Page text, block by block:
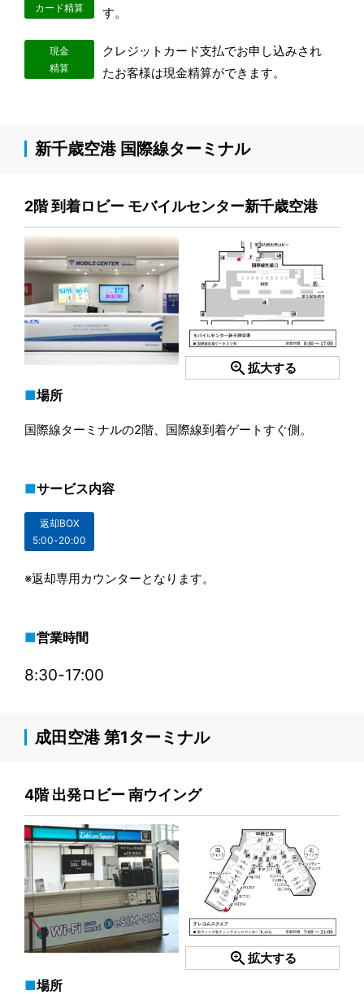
カード精算
す。
現金
精算
クレジットカード支払でお申し込みされ
たお客様は現金精算ができます。
新千歳空港 国際線ターミナル
2階 到着ロビー モバイルセンター新千歳空港
zoom_in 拡大する
場所
国際線ターミナルの2階、国際線到着ゲートすぐ側。
サービス内容
返却BOX
5:00-20:00
※返却専用カウンターとなります。
営業時間
8:30-17:00
成田空港 第1ターミナル
4階 出発ロビー 南ウイング
zoom_in拡大する
場所